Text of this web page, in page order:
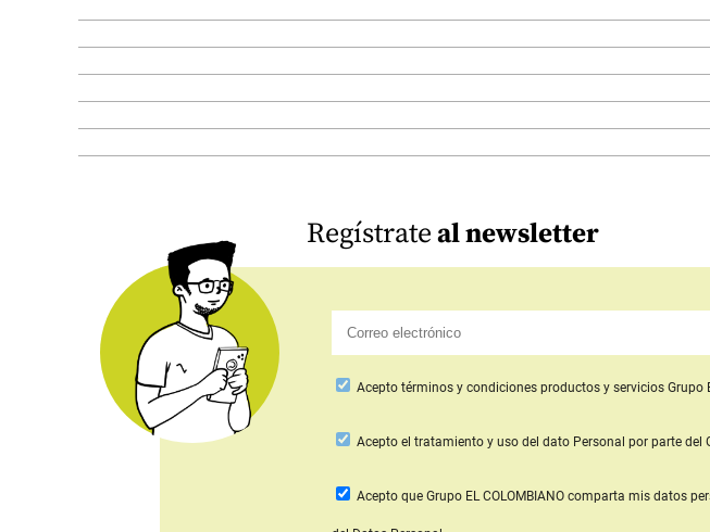
Regístrateal newsletter
Acepto términos y condiciones productos y servicios Grupo
Aceptoel tratamiento y uso del dato Personal por parte del
Acepto que Grupo EL COLOMBIANO comparta mis datos